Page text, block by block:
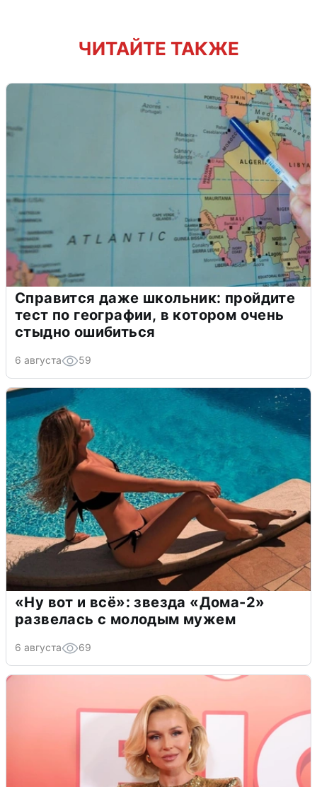
ЧИТАЙТЕ ТАКЖЕ
Справится даже школьник: пройдите
тест по географии, в котором очень
стыдно ошибиться
6 августа 59
«Ну вот и всё»: звезда «Дома-2»
развелась с молодым мужем
6 августа 69